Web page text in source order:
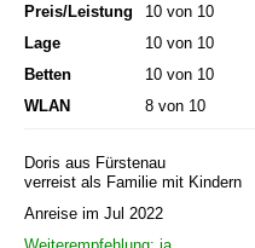
Preis/Leistung
10 von 10
Lage
10 von 10
Betten
10 von 10
WLAN
8 von 10
Doris aus Fürstenau
verreist als Familie mit Kindern
Anreise im Jul 2022